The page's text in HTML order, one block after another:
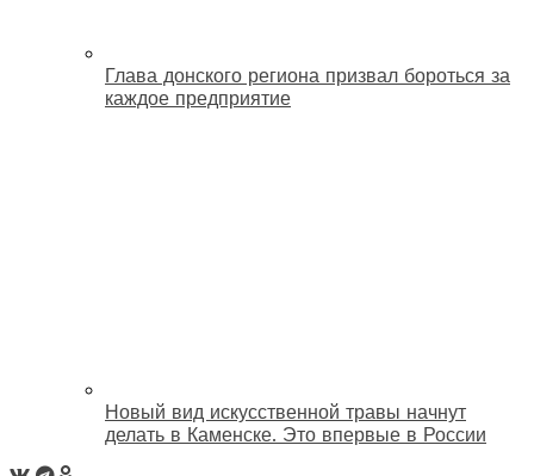
Глава донского региона призвал бороться за
каждое предприятие
Новый вид искусственной травы начнут
делать в Каменске. Это впервые в России